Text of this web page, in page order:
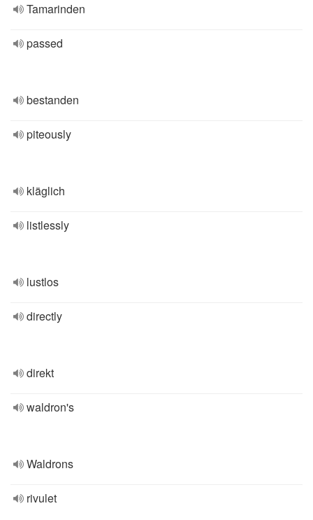
Tamarinden
passed
bestanden
piteously
kläglich
listlessly
lustlos
directly
direkt
waldron's
Waldrons
rivulet